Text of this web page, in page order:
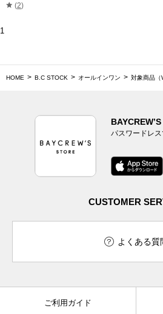
(2)
1
HOME B.C STOCK オールインワン 対象商品（
パスワードレ
CUSTOMER
よくある質
ご利用ガイド